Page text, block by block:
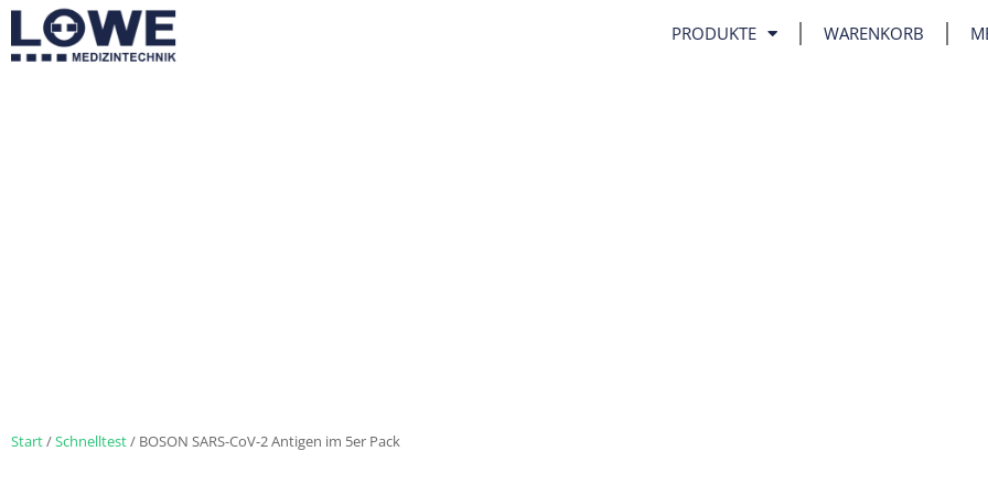
PRODUKTE WARENKORB
Start/Schnelltest/ BOSON SARS-CoV-2 Antigen im 5er Pack